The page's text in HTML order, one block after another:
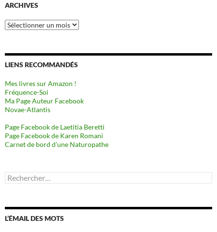
ARCHIVES
Archives
LIENS RECOMMANDÉS
Mes livres sur Amazon !
Fréquence-Soi
Ma Page Auteur Facebook
Novae-Atlantis
Page Facebook de Laetitia Beretti
Page Facebook de Karen Romani
Carnet de bord d’une Naturopathe
Rechercher :
L’ÉMAIL DES MOTS